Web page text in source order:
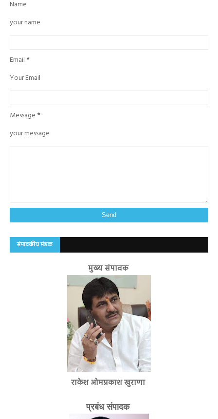
Name
your name
Email *
Your Email
Message *
your message
संपादकीय मंडळ
मुख्य संपादक
राकेश ओमप्रकाश खुराणा
प्रबंध संपादक